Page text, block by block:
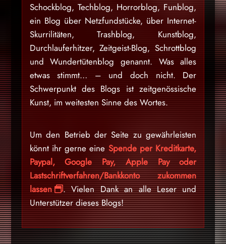
Schockblog, Techblog, Horrorblog, Funblog,
ein Blog über Netzfundstücke, über Internet-
Skurrilitäten, Trashblog, Kunstblog,
Durchlauferhitzer, Zeitgeist-Blog, Schrottblog
und Wundertütenblog genannt. Was alles
etwas stimmt… – und doch nicht. Der
Schwerpunkt des Blogs ist zeitgenössische
Kunst, im weitesten Sinne des Wortes.
Um den Betrieb der Seite zu gewährleisten
könnt ihr gerne eineSpende per Kreditkarte,
Paypal, Google Pay, Apple Pay oder
Lastschriftverfahren/Bankkonto zukommen
lassen
. Vielen Dank an alle Leser und
Unterstützer dieses Blogs!